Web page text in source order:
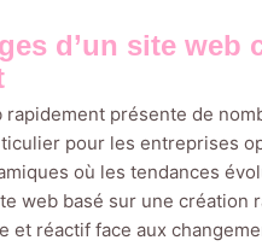
d’un site web
rapidement présente de
pour les entreprises
où les tendances
web basé sur une création
et réactif face aux